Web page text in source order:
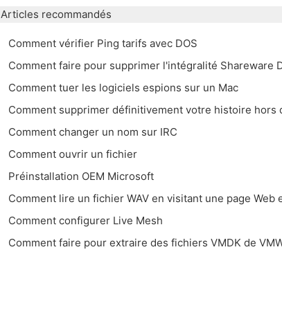
Articles recommandés
Comment vérifier Ping tarifs avec DOS
Comment faire pour supprimer l'intégralité Shareware
Comment tuer les logiciels espions sur un Mac
Comment supprimer définitivement votre histoire hors
Comment changer un nom sur IRC
Comment ouvrir un fichier
Préinstallation OEM Microsoft
Comment lire un fichier WAV en visitant une page Web
Comment configurer Live Mesh
Comment faire pour extraire des fichiers VMDK de